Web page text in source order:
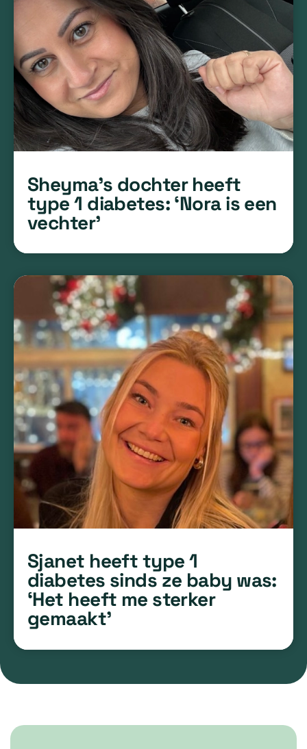
Sheyma’s dochter heeft
type 1 diabetes: ‘Nora is een
vechter’
Sjanet heeft type 1
diabetes sinds ze baby was:
‘Het heeft me sterker
gemaakt’